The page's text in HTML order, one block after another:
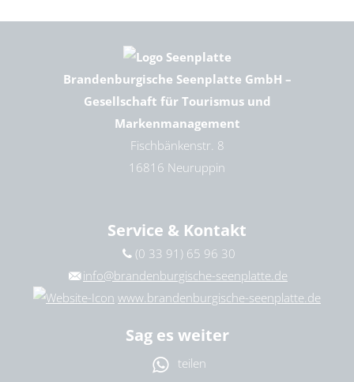
Brandenburgische Seenplatte GmbH –
Gesellschaft für Tourismus und
Markenmanagement
Fischbänkenstr. 8
16816 Neuruppin
Service & Kontakt
(0 33 91) 65 96 30
info@brandenburgische-seenplatte.de
www.brandenburgische-seenplatte.de
Sag es weiter
teilen